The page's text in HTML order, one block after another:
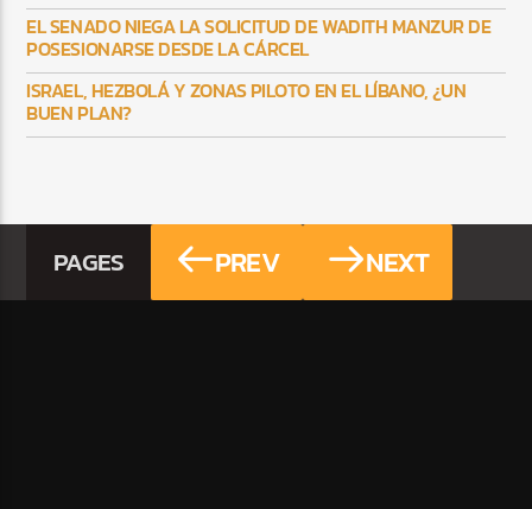
EL SENADO NIEGA LA SOLICITUD DE WADITH MANZUR DE
POSESIONARSE DESDE LA CÁRCEL
ISRAEL, HEZBOLÁ Y ZONAS PILOTO EN EL LÍBANO, ¿UN
BUEN PLAN?
PAGES PREV NEXT